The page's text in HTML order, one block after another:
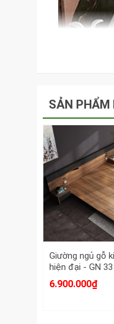
SẢN PHẨM
Giường ngủ gỗ
hiện đại - GN 33
6.900.000₫